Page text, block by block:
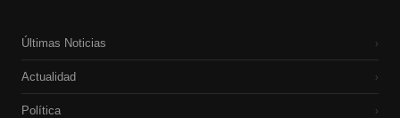
Últimas Noticias ›
Actualidad ›
Política ›